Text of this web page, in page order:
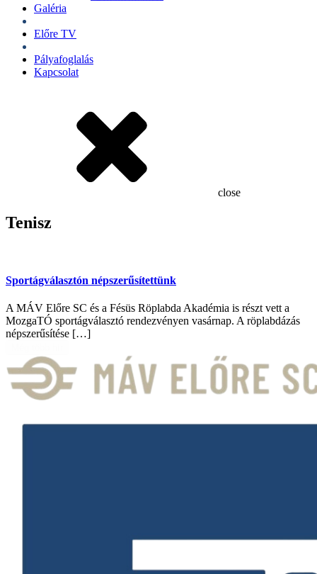
Galéria
Előre TV
Pályafoglalás
Kapcsolat
close
Tenisz
Sportágválasztón népszerűsítettünk
A MÁV Előre SC és a Fésüs Röplabda Akadémia is részt vett a
MozgaTÓ sportágválasztó rendezvényen vasárnap. A röplabdázás
népszerűsítése […]